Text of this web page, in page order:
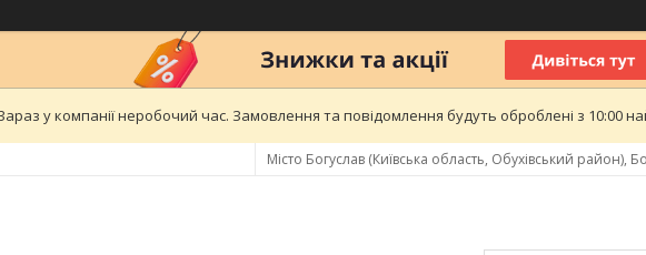
у компанії неробочий час. Замовлення та повідомлення будуть оброблені з 10:00
Місто Богуслав (Київська область, Обухівський район),